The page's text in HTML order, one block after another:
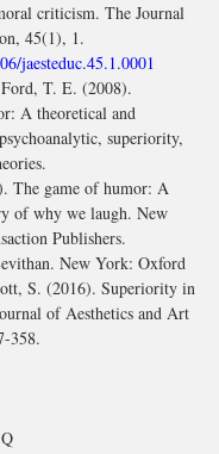
criticism. The Journal
45(1), 1.
jaesteduc.45.1.0001
T. E. (2008).
A theoretical and
superiority,
The game of humor: A
of why we laugh. New
Publishers.
New York: Oxford
S. (2016). Superiority in
of Aesthetics and Art
358.